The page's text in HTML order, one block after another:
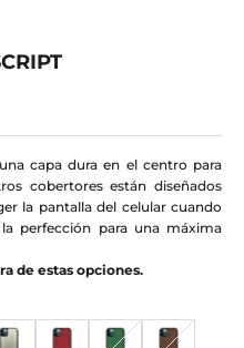
capa dura en el centro para
cobertores están diseñados
la pantalla del celular cuando
perfección para una máxima
de estas opciones.
Gold
Rojo Forest Green
Mocha